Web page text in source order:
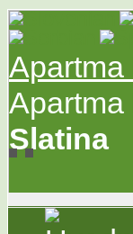
Apartma
Apartma
Slatina